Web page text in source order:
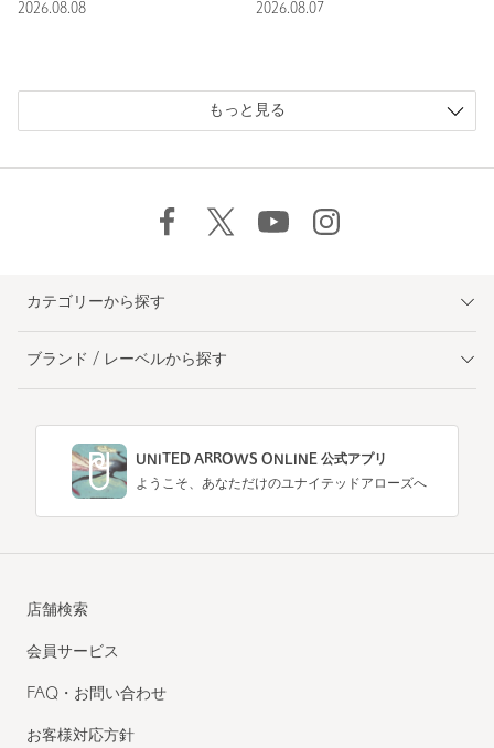
2026.08.08
2026.08.07
もっと見る
カテゴリーから探す
ブランド / レーベルから探す
UNITED ARROWS ONLINE 公式アプリ
ようこそ、あなただけのユナイテッドアローズへ
店舗検索
会員サービス
FAQ・お問い合わせ
お客様対応方針